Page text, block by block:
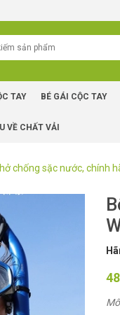
TAY BÉ GÁI CỘC TAY
VỀ CHẤT VẢI
chống sặc nước, chính